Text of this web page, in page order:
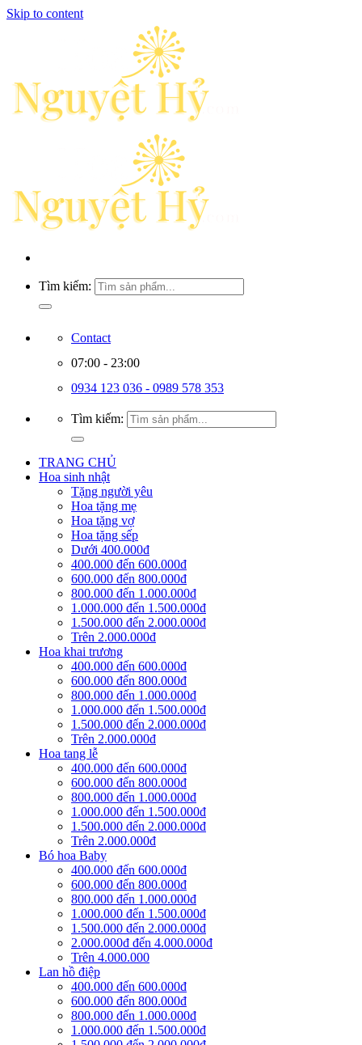
Skip to content
Tìm kiếm:
Contact
07:00 - 23:00
0934 123 036 - 0989 578 353
Tìm kiếm:
TRANG CHỦ
Hoa sinh nhật
Tặng người yêu
Hoa tặng mẹ
Hoa tặng vợ
Hoa tặng sếp
Dưới 400.000đ
400.000 đến 600.000đ
600.000 đến 800.000đ
800.000 đến 1.000.000đ
1.000.000 đến 1.500.000đ
1.500.000 đến 2.000.000đ
Trên 2.000.000đ
Hoa khai trương
400.000 đến 600.000đ
600.000 đến 800.000đ
800.000 đến 1.000.000đ
1.000.000 đến 1.500.000đ
1.500.000 đến 2.000.000đ
Trên 2.000.000đ
Hoa tang lễ
400.000 đến 600.000đ
600.000 đến 800.000đ
800.000 đến 1.000.000đ
1.000.000 đến 1.500.000đ
1.500.000 đến 2.000.000đ
Trên 2.000.000đ
Bó hoa Baby
400.000 đến 600.000đ
600.000 đến 800.000đ
800.000 đến 1.000.000đ
1.000.000 đến 1.500.000đ
1.500.000 đến 2.000.000đ
2.000.000đ đến 4.000.000đ
Trên 4.000.000
Lan hồ điệp
400.000 đến 600.000đ
600.000 đến 800.000đ
800.000 đến 1.000.000đ
1.000.000 đến 1.500.000đ